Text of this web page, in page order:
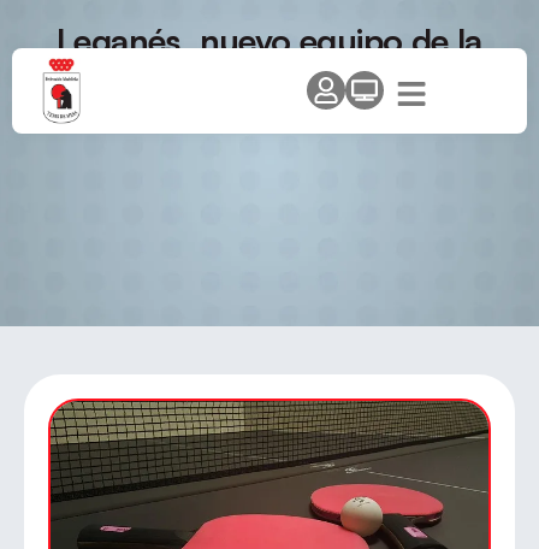
Leganés, nuevo equipo de la
Superdivisión Masculina